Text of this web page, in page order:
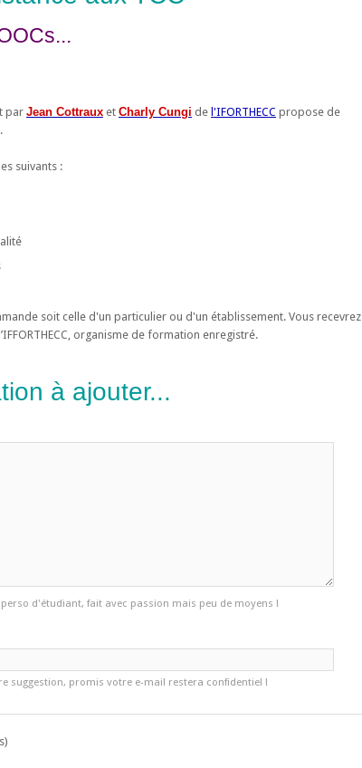
par Jean Cottraux et Charly Cungi de l'IFORTHECC propose de
suivants :
soit celle d'un particulier ou d'un établissement. Vous recevrez
organisme de formation enregistré.
à ajouter...
d'étudiant, fait avec passion mais peu de moyens !
suggestion, promis votre e-mail restera confidentiel !